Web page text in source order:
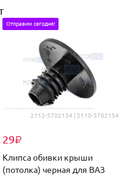
2112-5702154 | 2110-5702154
29₽
Отправим сегодня!
Клипса обивки крыши
(потолка) черная для ВАЗ